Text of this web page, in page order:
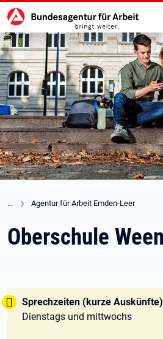
zu den Hauptinhalten springen
Hauptnavigation
Agentur für Arbeit Emden-Leer
Oberschule
Tipp:
Sprechzeiten (kurze
Dienstags und mittwochs